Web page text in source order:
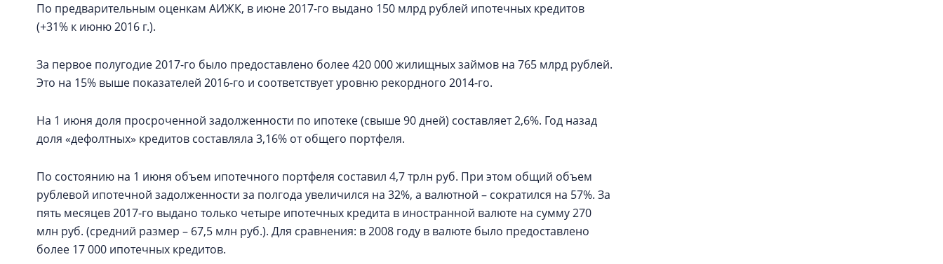
По предварительным оценкам АИЖК, в июне 2017-го выдано 150 млрд рублей ипотечных кредитов
(+31% к июню 2016 г.).
За первое полугодие 2017-го было предоставлено более 420 000 жилищных займов на 765 млрд рублей.
Это на 15% выше показателей 2016-го и соответствует уровню рекордного 2014-го.
На 1 июня доля просроченной задолженности по ипотеке (свыше 90 дней) составляет 2,6%. Год назад
доля «дефолтных» кредитов составляла 3,16% от общего портфеля.
По состоянию на 1 июня объем ипотечного портфеля составил 4,7 трлн руб. При этом общий объем
рублевой ипотечной задолженности за полгода увеличился на 32%, а валютной – сократился на 57%. За
пять месяцев 2017-го выдано только четыре ипотечных кредита в иностранной валюте на сумму 270
млн руб. (средний размер – 67,5 млн руб.). Для сравнения: в 2008 году в валюте было предоставлено
более 17 000 ипотечных кредитов.